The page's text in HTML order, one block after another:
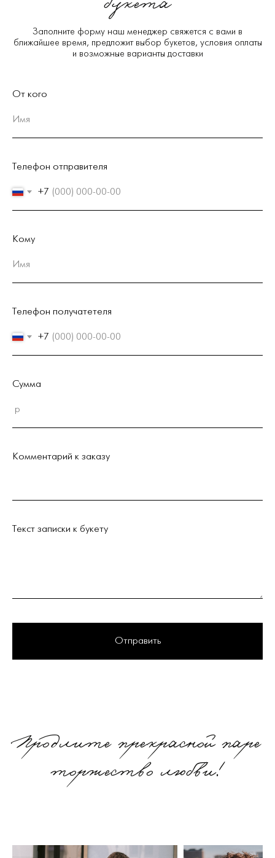
Заполните форму наш менеджер свяжется с вами в
ближайшее время, предложит выбор букетов, условия оплаты
и возможные варианты доставки
От кого
Телефон отправителя
+7
Кому
Телефон получатетеля
+7
Сумма
Комментарий к заказу
Текст записки к букету
Отправить
Продлите прекрасной паре
торжество любви!